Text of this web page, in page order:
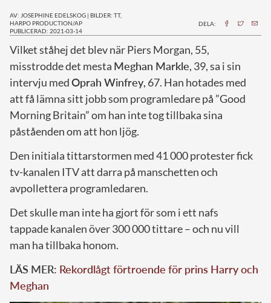
AV: JOSEPHINE EDELSKOG | BILDER: TT,
HARPO PRODUCTION/AP
PUBLICERAD: 2021-03-14
DELA:
Vilket ståhej det blev när Piers Morgan, 55,
misstrodde det mesta Meghan Markle, 39, sa i sin
intervju medOprah Winfrey, 67. Han hotades med
att få lämna sitt jobb som programledare på ”Good
Morning Britain” om han inte tog tillbaka sina
påståenden om att hon ljög.
Den initiala tittarstormen med 41 000 protester fick
tv-kanalen ITV att darra på manschetten och
avpollettera programledaren.
Det skulle man inte ha gjort för som i ett nafs
tappade kanalen över 300 000 tittare – och nu vill
man ha tillbaka honom.
LÄS MER: Rekordlågt förtroende för prins Harry och
Meghan